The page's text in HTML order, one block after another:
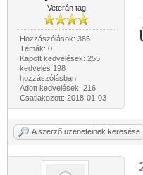
Veterán tag
Hozzászólások: 386
Témák: 0
Kapott kedvelések: 255
kedvelés 198
hozzászólásban
Adott kedvelések: 216
Csatlakozott: 2018-01-03
A szerző üzeneteinek keresése